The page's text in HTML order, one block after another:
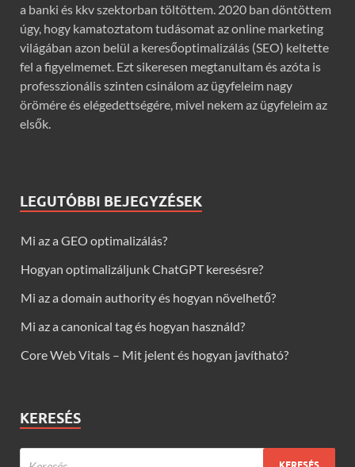
a banki és kkv szektorban töltöttem. 2020 ban döntöttem
úgy, hogy kamatoztatom tudásomat az online marketing
világában azon belül a keresőoptimalizálás (SEO) keltette
fel a figyelmemet. Ezt sikeresen megtanultam és azóta is
professzionális szinten csinálom az ügyfeleim nagy
örömére és elégedettségére, mivel nekem az ügyfeleim az
elsők.
LEGUTÓBBI BEJEGYZÉSEK
Mi az a GEO optimalizálás?
Hogyan optimalizáljunk ChatGPT keresésre?
Mi az a domain authority és hogyan növelhető?
Mi az a canonical tag és hogyan használd?
Core Web Vitals – Mit jelent és hogyan javítható?
KERESÉS